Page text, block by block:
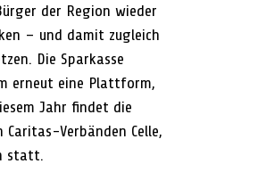
der Region wieder
– und damit zugleich
Die Sparkasse
erneut eine Plattform,
Jahr findet die
Verbänden Celle,
statt.